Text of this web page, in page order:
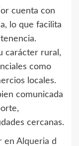
cuenta con
lo que facilita
carácter rural,
como
locales.
comunicada
cercanas.
en Alqueria d